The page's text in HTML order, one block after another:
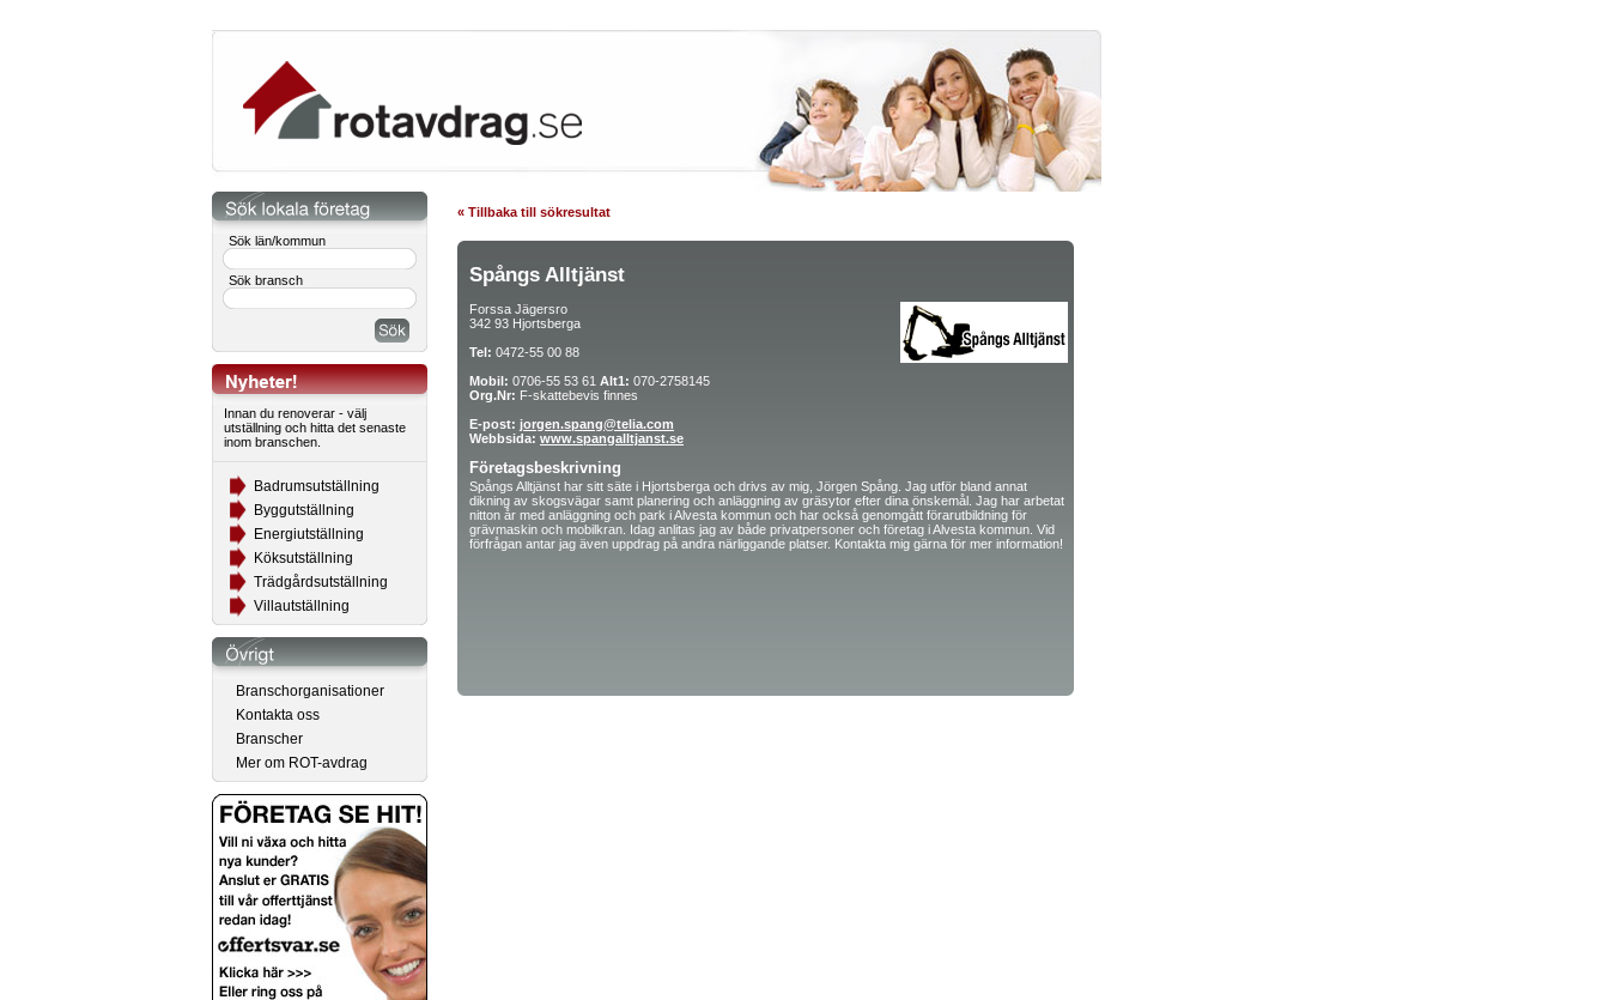
Sök län/kommun
Sök bransch
Innan du renoverar - välj
utställning och hitta det senaste
inom branschen.
Badrumsutställning
Byggutställning
Energiutställning
Köksutställning
Trädgårdsutställning
Villautställning
Branschorganisationer
Kontakta oss
Branscher
Mer om ROT-avdrag
« Tillbaka till sökresultat
Spångs Alltjänst
Forssa Jägersro
342 93 Hjortsberga
Tel: 0472-55 00 88
Mobil: 0706-55 53 61 Alt1: 070-2758145
Org.Nr: F-skattebevis finnes
E-post: jorgen.spang@telia.com
Webbsida: www.spangalltjanst.se
Företagsbeskrivning
Spångs Alltjänst har sitt säte i Hjortsberga och drivs av mig, Jörgen Spång. Jag utför bland annat
dikning av skogsvägar samt planering och anläggning av gräsytor efter dina önskemål. Jag har arbetat
nitton år med anläggning och park i Alvesta kommun och har också genomgått förarutbildning för
grävmaskin och mobilkran. Idag anlitas jag av både privatpersoner och företag i Alvesta kommun. Vid
förfrågan antar jag även uppdrag på andra närliggande platser. Kontakta mig gärna för mer information!